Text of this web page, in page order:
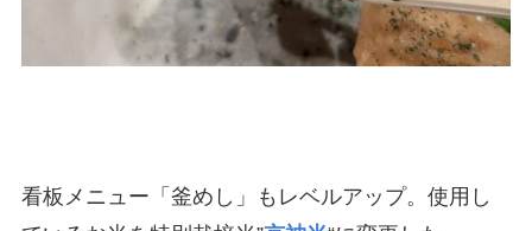
看板メニュー「釜めし」もレベルアップ。使用し